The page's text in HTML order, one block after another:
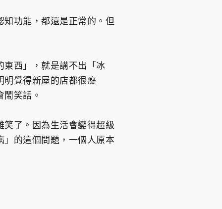
功能，都還是正常的。但
東西」，就是講不出「冰
明覺得新屋的店都很癡
笑話。
了。因為生活會變得超級
」的這個問題，一個人原本